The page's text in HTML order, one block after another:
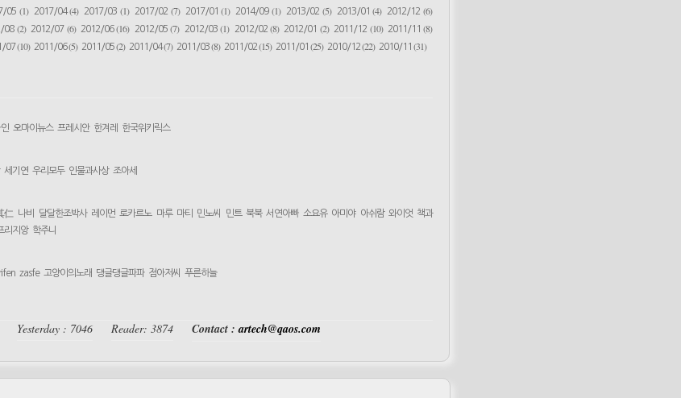
05 (1) 2017/04(4) 2017/03(1) 2017/02 (7) 2017/01(1) 2014/09(1) 2013/02 (5) 2013/01(4) 2012/12(6)
08 (2) 2012/07 (6) 2012/06(16) 2012/05(7) 2012/03(1) 2012/02 (8) 2012/01 (2) 2011/12 (10) 2011/11(8)
07(10) 2011/06(5) 2011/05(2) 2011/04(7) 2011/03(8) 2011/02(15) 2011/01 (25) 2010/12(22) 2010/11 (31)
오마이뉴스 프레시안 한겨레 한국위키릭스
세기연 우리모두 인물과사상 조아세
仁 나비 달달한조박사 레이먼 로카르노 마루 마티 민노씨 민트 북북 서연아빠 소요유 아미야 아쉬람 와이엇 책과
리지앙 학주니
zasfe 고양이의노래 댕글댕글파파 점아저씨 푸른하늘
Yesterday : 7046 Reader: 3874 Contact :artech@qaos.com